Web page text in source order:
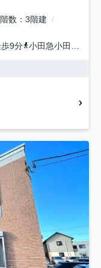
数
3階建
歩9分 小田急小田原線